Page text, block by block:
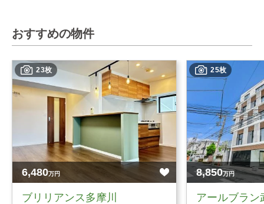
おすすめの物件
23枚
6,480万円
ブリリアンス多摩川
25枚
8,850万円
アールブラン